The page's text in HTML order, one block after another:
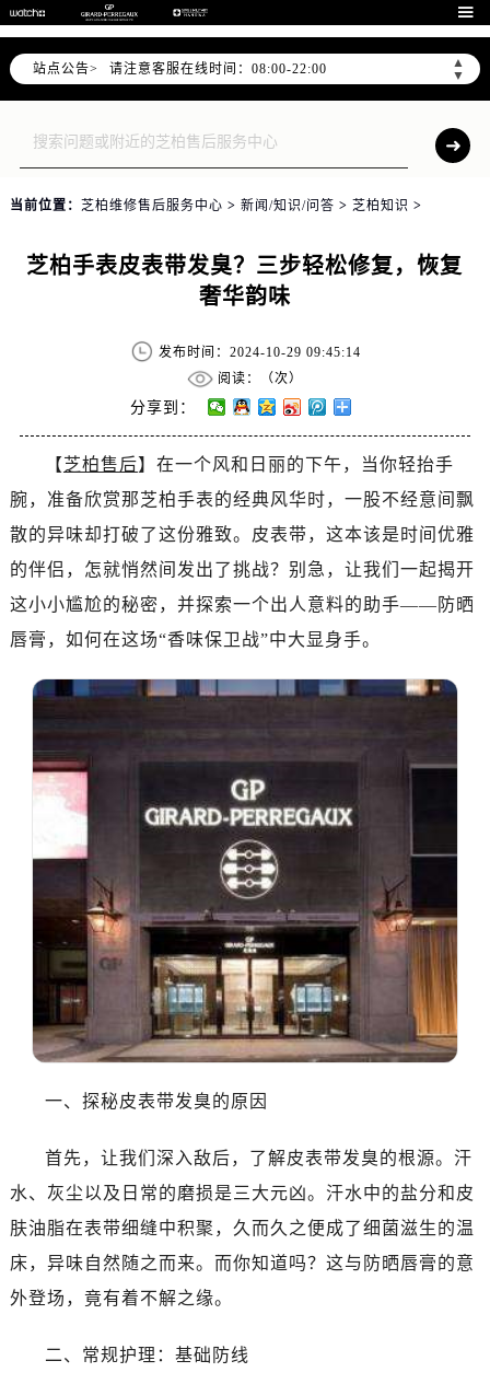

站点公告>
▲
▼
请注意客服在线时间：08:00-22:00
请注意门店营业时间：09:00-19:30
预约功能24小时不间断服务，可随时预约！
当前位置： 芝柏维修售后服务中心 > 新闻/知识/问答 > 芝柏知识 >
芝柏手表皮表带发臭？三步轻松修复，恢复
奢华韵味
发布时间：2024-10-29 09:45:14
阅读：（次）
分享到：
【芝柏售后】在一个风和日丽的下午，当你轻抬手
腕，准备欣赏那芝柏手表的经典风华时，一股不经意间飘
散的异味却打破了这份雅致。皮表带，这本该是时间优雅
的伴侣，怎就悄然间发出了挑战？别急，让我们一起揭开
这小小尴尬的秘密，并探索一个出人意料的助手——防晒
唇膏，如何在这场“香味保卫战”中大显身手。
一、探秘皮表带发臭的原因
首先，让我们深入敌后，了解皮表带发臭的根源。汗
水、灰尘以及日常的磨损是三大元凶。汗水中的盐分和皮
肤油脂在表带细缝中积聚，久而久之便成了细菌滋生的温
床，异味自然随之而来。而你知道吗？这与防晒唇膏的意
外登场，竟有着不解之缘。
二、常规护理：基础防线